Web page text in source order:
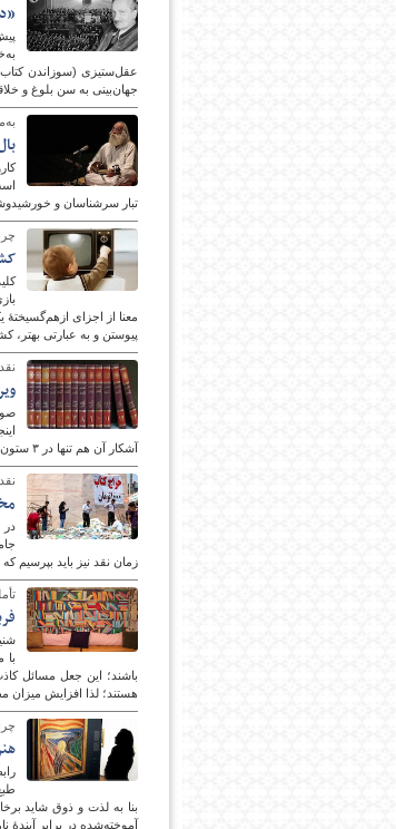
جهان‌بینی به سن بلوغ و
به‌مناسبت ۱۲
تبار سرشناسان و
معنا از اجزای
پیوستن و به عبارتی بهتر،
آشکار آن هم تنها در ۳ ستون دایرة‌المعارفی که نشان از کم‌سوادی و بی‌مسئولیتی دارد، جز شگفتی، حس تأسف و تأثر مرا نیز برانگیخته است.
در
زمان نقد نیز باید بپرسیم
باشند؛ این جعل مسائل
هستند؛ لذا افزایش میزان
بنا به لذت و ذوق شاید
آموخته‌شده در برابر آیندۀ